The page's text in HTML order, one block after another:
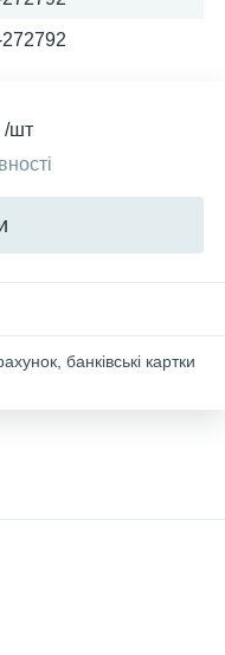
272792
/шт
банківські картки